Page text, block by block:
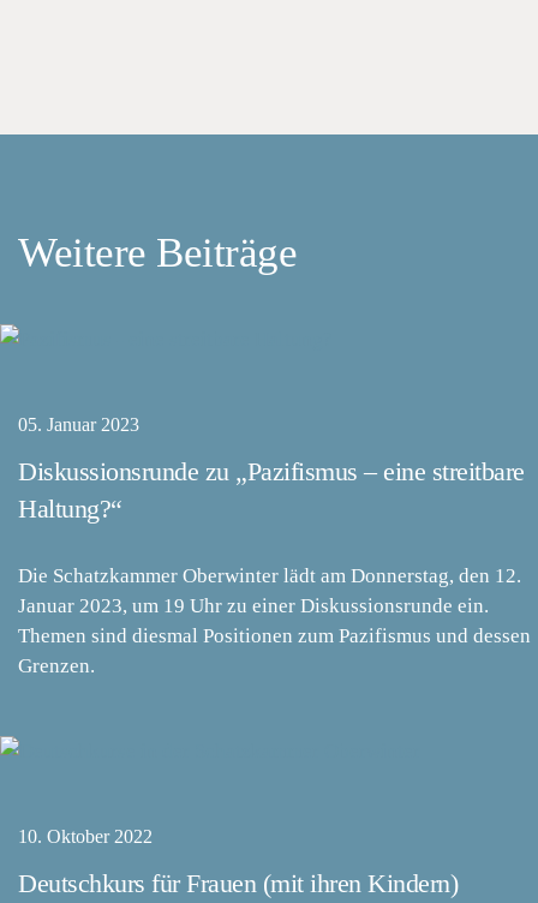
Weitere Beiträge
Diskussionsrunde zu „Pazifismus – eine streitbare
Haltung?“
05. Januar 2023
Die Schatzkammer Oberwinter lädt am Donnerstag, den 12.
Januar 2023, um 19 Uhr zu einer Diskussionsrunde ein.
Themen sind diesmal Positionen zum Pazifismus und dessen
Grenzen.
Deutschkurs für Frauen (mit ihren Kindern)
10. Oktober 2022